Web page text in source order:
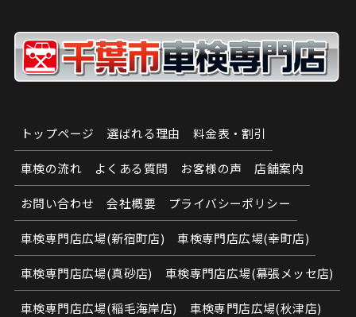
トップページ 選ばれる理由 料金表・割引
車検の流れ よくある質問 お客様の声 店舗案内
お問い合わせ 会社概要 プライバシーポリシー
車検専門店広場(新宿町店) 車検専門店広場(幸町店)
車検専門店広場(真砂店) 車検専門店広場(幕張メッセ店)
車検専門店広場(稲毛海岸店) 車検専門店広場(秋津店)